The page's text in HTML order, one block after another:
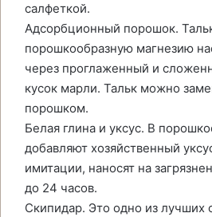
салфеткой.
Адсорбционный порошок.
порошкообразную магнезию
через проглаженный и
кусок марли. Тальк можно
порошком.
Белая глина и уксус. В
добавляют хозяйственный
имитации, наносят на
до 24 часов.
Скипидар. Это одно из лучших